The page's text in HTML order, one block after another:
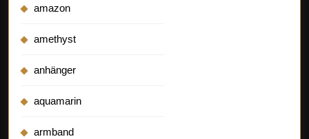
amazon
amethyst
anhänger
aquamarin
armband